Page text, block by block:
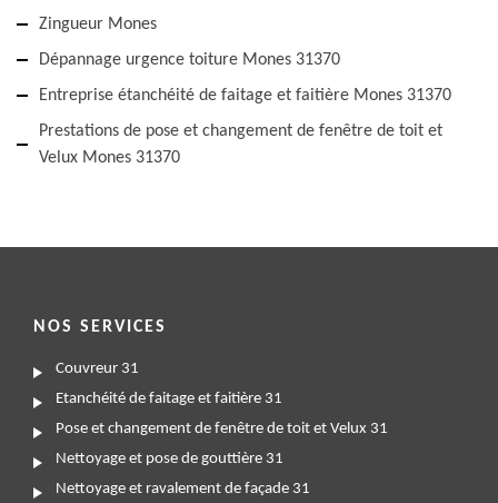
Zingueur Mones
Dépannage urgence toiture Mones 31370
Entreprise étanchéité de faitage et faitière Mones 31370
Prestations de pose et changement de fenêtre de toit et
Velux Mones 31370
NOS SERVICES
Couvreur 31
Etanchéité de faitage et faitière 31
Pose et changement de fenêtre de toit et Velux 31
Nettoyage et pose de gouttière 31
Nettoyage et ravalement de façade 31